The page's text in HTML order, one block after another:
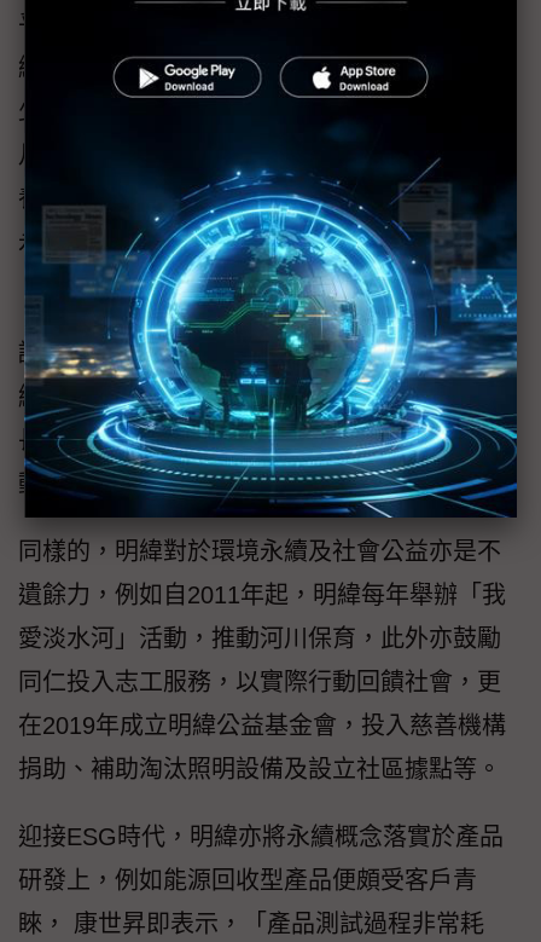
乎所有普萊德員工皆參與認養，也非常感謝明
緯不僅以公司名義認養稻田，公司內部也有不
少員工以個人名義參與。」此計畫預計於6、7
月間稻作收割後撒下分解菌，屆時也會邀請認
養者親身見證自己的友善環境信念，真正落實
永續行動。
「藉此文章篇幅，我們希望號召更多企業加入
認養活動，也期待透過與農民的合作，推動永
續農業和環境保護理念。」徐華說。普萊德也
長期推動認養坪林茶園、資助弱勢兒童等活
動。
同樣的，明緯對於環境永續及社會公益亦是不
遺餘力，例如自2011年起，明緯每年舉辦「我
愛淡水河」活動，推動河川保育，此外亦鼓勵
同仁投入志工服務，以實際行動回饋社會，更
在2019年成立明緯公益基金會，投入慈善機構
捐助、補助淘汰照明設備及設立社區據點等。
迎接ESG時代，明緯亦將永續概念落實於產品
研發上，例如能源回收型產品便頗受客戶青
睞， 康世昇即表示，「產品測試過程非常耗